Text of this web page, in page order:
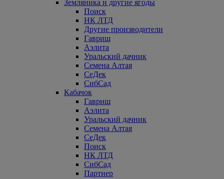
Земляника и другие ягоды
Поиск
НК ЛТД
Другие производители
Гавриш
Аэлита
Уральский дачник
Семена Алтая
СеДек
СибСад
Кабачок
Гавриш
Аэлита
Уральский дачник
Семена Алтая
СеДек
Поиск
НК ЛТД
СибСад
Партнер